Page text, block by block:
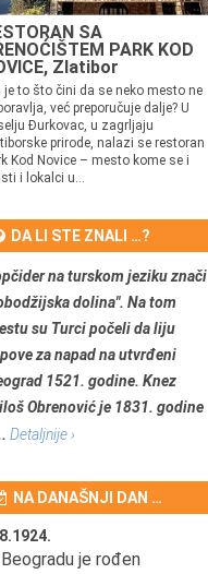
SA
PARK KOD
Zlatibor
je to što čini da se neko mesto ne
već preporučuje dalje? U
Đurkovac, u zagrljaju
prirode, nalazi se restoran
Kod Novice – mesto kome se i
i lokalci u...
DA LI STE ZNALI …?
na turskom jeziku znači
dolina". Na tom
su Turci počeli da liju
za napad na utvrđeni
1521. godine. Knez
Obrenović je 1831. godine
Detaljnije ›
NA DANAŠNJI DAN …
je rođen